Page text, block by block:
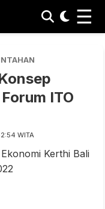
☰
ITO
WITA